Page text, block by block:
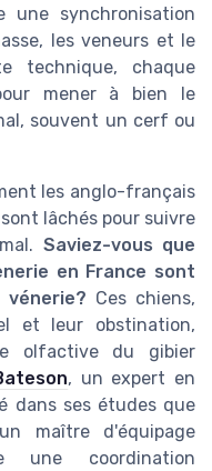
une synchronisation
les veneurs et le
technique, chaque
mener à bien le
souvent un cerf ou
les anglo-français
lâchés pour suivre
Saviez-vous que
en France sont
Ces chiens,
et leur obstination,
olfactive du gibier
, un expert en
dans ses études que
maître d'équipage
une coordination